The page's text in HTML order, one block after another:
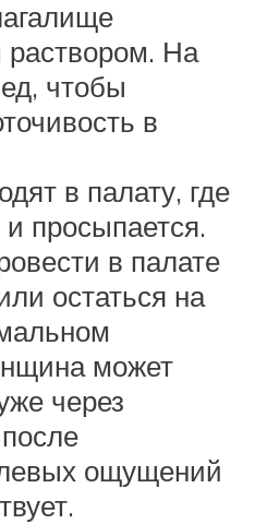
раствором. На
чтобы
в
в палату, где
просыпается.
в палате
остаться на
может
через
ощущений